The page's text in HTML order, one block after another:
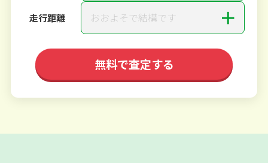
走行距離 おおよそで結構です ＋
無料で査定する